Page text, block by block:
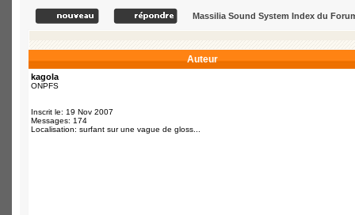
Massilia Sound System Index du
Auteur
kagola
ONPFS
Inscrit le: 19 Nov 2007
Messages: 174
Localisation: surfant sur une vague de gloss...